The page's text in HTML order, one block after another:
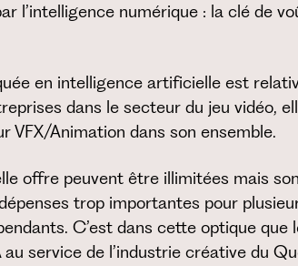
l’intelligence numérique : la clé de
en intelligence artificielle est
dans le secteur du jeu vidéo,
VFX/Animation dans son ensemble.
offre peuvent être illimitées mais
trop importantes pour
C’est dans cette optique que
au service de l’industrie créative du